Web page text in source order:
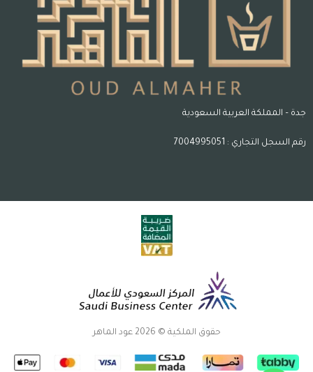
جدة – المملكة العربية السعودية
رقم السجل التجاري : 7004995051
حقوق الملكية © 2026 عود الماهر